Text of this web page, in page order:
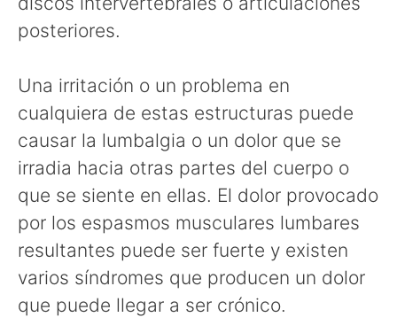
posteriores.
Una irritación o un problema en
cualquiera de estas estructuras puede
causar la lumbalgia o un dolor que se
irradia hacia otras partes del cuerpo o
que se siente en ellas. El dolor provocado
por los espasmos musculares lumbares
resultantes puede ser fuerte y existen
varios síndromes que producen un dolor
que puede llegar a ser crónico.